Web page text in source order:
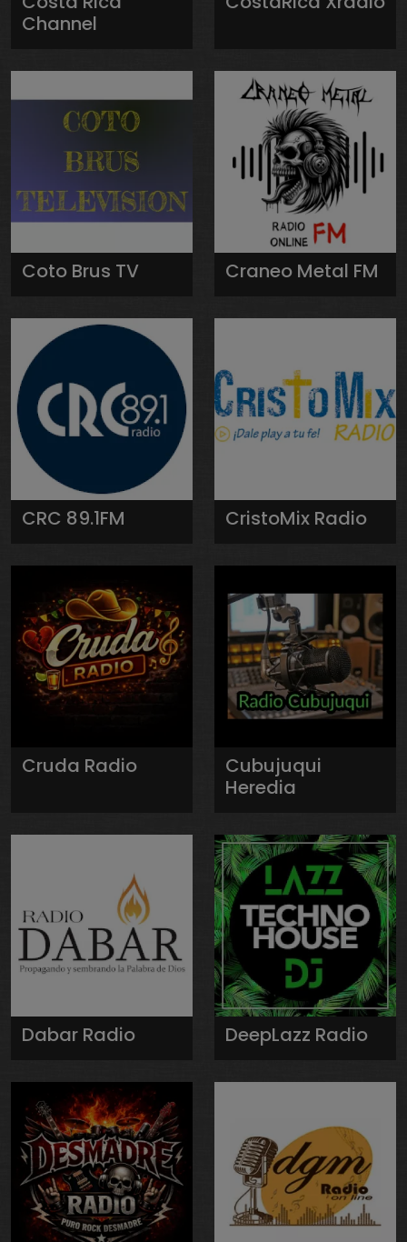
Channel
Coto Brus TV Craneo Metal FM
CRC 89.1FM CristoMix Radio
Cruda Radio
Cubujuqui
Heredia
Dabar Radio DeepLazz Radio